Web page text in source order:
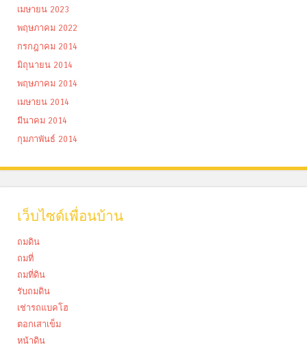
เมษายน 2023
พฤษภาคม 2022
กรกฎาคม 2014
มิถุนายน 2014
พฤษภาคม 2014
เมษายน 2014
มีนาคม 2014
กุมภาพันธ์ 2014
เว็บไซด์เพื่อนบ้าน
ถมดิน
ถมที่
ถมที่ดิน
รับถมดิน
เช่ารถแบคโฮ
ตอกเสาเข็ม
หน้าดิน